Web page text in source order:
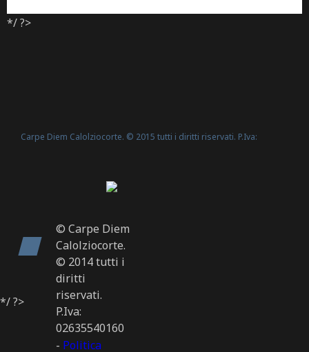
*/ ?>
Carpe Diem Calolziocorte. © 2015 tutti i diritti riservati. P.Iva:
© Carpe Diem
Calolziocorte.
© 2014 tutti i
diritti
riservati.
P.Iva:
02635540160
- Politica
*/ ?>